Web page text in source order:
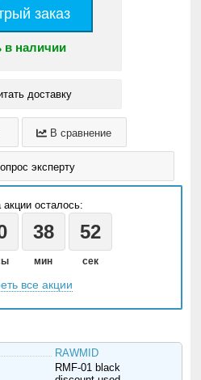
заказ
в наличии
доставку
В сравнение
эксперту
осталось:
38 50
мин сек
все акции
RAWMID
RMF-01 black